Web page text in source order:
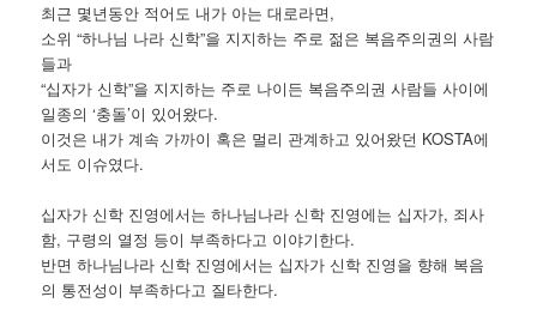
최근 몇년동안 적어도 내가 아는 대로라면,
소위 “하나님 나라 신학”을 지지하는 주로 젊은 복음주의권의 사람
들과
“십자가 신학”을 지지하는 주로 나이든 복음주의권 사람들 사이에
일종의 ‘충돌’이 있어왔다.
이것은 내가 계속 가까이 혹은 멀리 관계하고 있어왔던 KOSTA에
서도 이슈였다.
십자가 신학 진영에서는 하나님나라 신학 진영에는 십자가, 죄사
함, 구령의 열정 등이 부족하다고 이야기한다.
반면 하나님나라 신학 진영에서는 십자가 신학 진영을 향해 복음
의 통전성이 부족하다고 질타한다.